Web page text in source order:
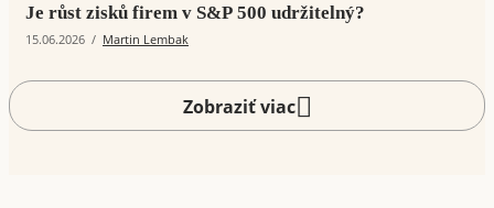
Je růst zisků firem v S&P 500 udržitelný?
15.06.2026 / Martin Lembak
Zobraziť viac